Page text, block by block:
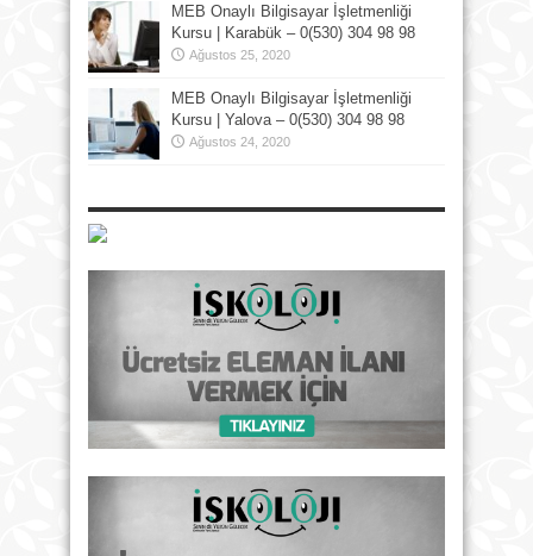
MEB Onaylı Bilgisayar İşletmenliği
Kursu | Karabük – 0(530) 304 98 98
Ağustos 25, 2020
MEB Onaylı Bilgisayar İşletmenliği
Kursu | Yalova – 0(530) 304 98 98
Ağustos 24, 2020